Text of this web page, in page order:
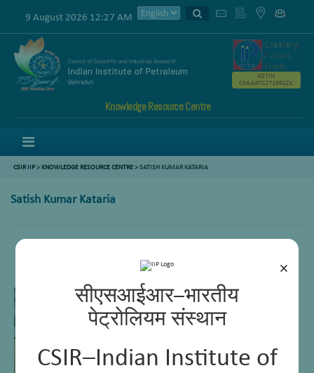
×
सीएसआईआर–भारतीय
पेट्रोलियम संस्थान
CSIR–Indian Institute of
9 August 2026 12:27 AM
Knowledge Resource Centre
GSTIN
05AAATC2716R2ZK
CSIR IIP> KNOWLEDGE RESOURCE CENTRE> SATISH KUMAR KATARIA
Satish Kumar Kataria
Lab Technician – (I)